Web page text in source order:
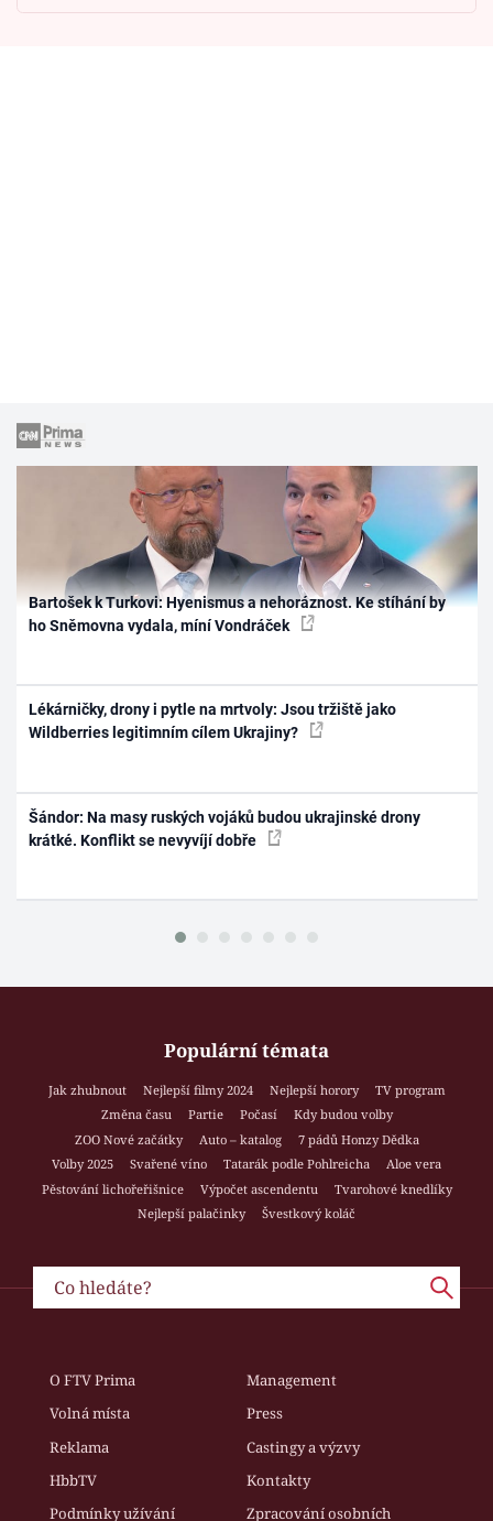
Bartošek k Turkovi: Hyenismus a nehoráznost. Ke stíhání by
ho Sněmovna vydala, míní Vondráček
Lékárničky, drony i pytle na mrtvoly: Jsou tržiště jako
Wildberries legitimním cílem Ukrajiny?
Šándor: Na masy ruských vojáků budou ukrajinské drony
krátké. Konflikt se nevyvíjí dobře
Populární témata
Jak zhubnout Nejlepší filmy 2024 Nejlepší horory
TV program
Změna času
Partie Počasí
Kdy budou volby
ZOO Nové začátky
Auto – katalog
7 pádů Honzy Dědka
Volby 2025
Svařené víno Tatarák podle Pohlreicha
Aloe vera
Pěstování lichořeřišnice
Výpočet ascendentu
Tvarohové knedlíky
Nejlepší palačinky
Švestkový koláč
O FTV Prima
Management
Volná místa
Press
Reklama
Castingy a výzvy
HbbTV
Kontakty
Podmínky užívání
Zpracování osobních